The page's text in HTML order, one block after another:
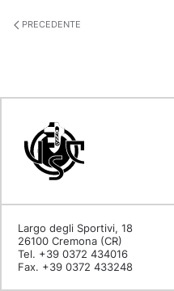
PRECEDENTE
Largo degli Sportivi, 18
26100 Cremona (CR)
Tel. +39 0372 434016
Fax. +39 0372 433248